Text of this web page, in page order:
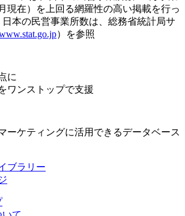
現在）を上回る網羅性の高い掲載を行っ
本の民営事業所数は、総務省統計局サ
）を参照
に
ワンストップで支援
ーケティングに活用できるデータベース